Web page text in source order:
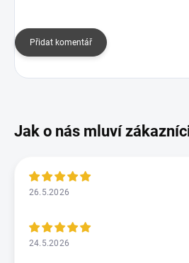
Přidat komentář
26.5.2026
24.5.2026